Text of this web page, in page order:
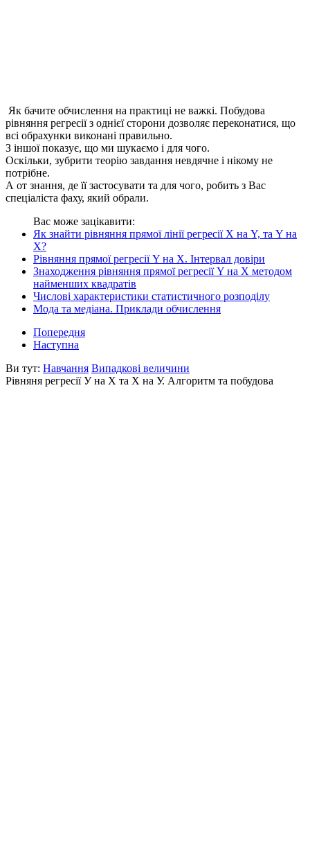
Як бачите обчислення на практиці не важкі. Побудова
рівняння регресії з однієї сторони дозволяє переконатися, що
всі обрахунки виконані правильно.
З іншої показує, що ми шукаємо і для чого.
Оскільки, зубрити теорію завдання невдячне і нікому не
потрібне.
А от знання, де її застосувати та для чого, робить з Вас
спеціаліста фаху, який обрали.
Вас може зацікавити:
Як знайти рівняння прямої лінії регресії X на Y, та Y на
X?
Рівняння прямої регресії Y на X. Інтервал довіри
Знаходження рівняння прямої регресії Y на X методом
найменших квадратів
Числові характеристики статистичного розподілу
Мода та медіана. Приклади обчислення
Попередня
Наступна
Ви тут: Навчання Випадкові величини
Рівняня регресії У на Х та Х на У. Алгоритм та побудова